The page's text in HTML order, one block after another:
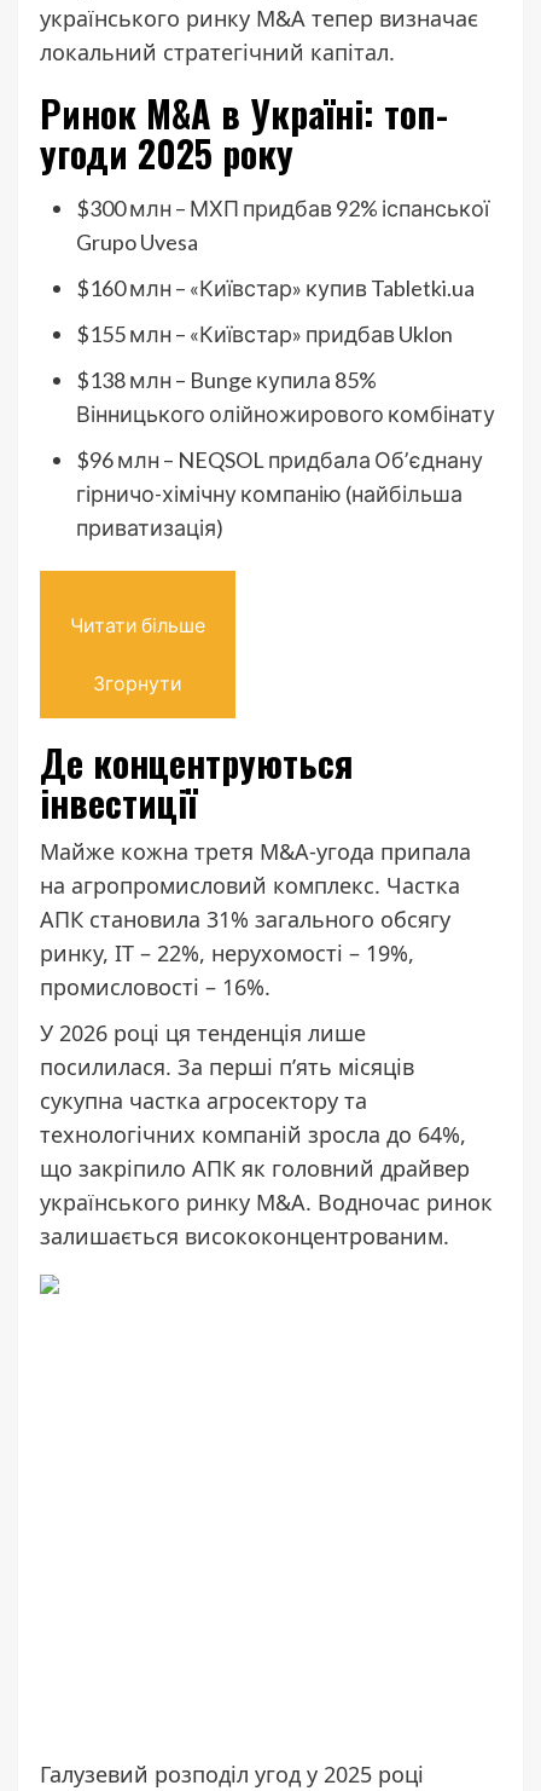
українського ринку M&A тепер визначає
локальний стратегічний капітал.
Ринок M&A в Україні: топ-
угоди 2025 року
$300 млн – МХП придбав 92% іспанської
Grupo Uvesa
$160 млн – «Київстар» купив Tabletki.ua
$155 млн – «Київстар» придбав Uklon
$138 млн – Bunge купила 85%
Вінницького олійножирового комбінату
$96 млн – NEQSOL придбала Обʼєднану
гірничо-хімічну компанію (найбільша
приватизація)
Читати більше
Згорнути
Де концентруються
інвестиції
Майже кожна третя M&A-угода припала
на агропромисловий комплекс. Частка
АПК становила 31% загального обсягу
ринку, ІТ – 22%, нерухомості – 19%,
промисловості – 16%.
У 2026 році ця тенденція лише
посилилася. За перші пʼять місяців
сукупна частка агросектору та
технологічних компаній зросла до 64%,
що закріпило АПК як головний драйвер
українського ринку M&A. Водночас ринок
залишається висококонцентрованим.
Галузевий розподіл угод у 2025 році